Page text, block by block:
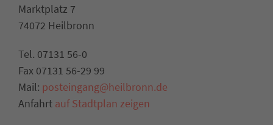
Marktplatz 7
74072 Heilbronn
Tel. 07131 56-0
Fax 07131 56-29 99
Mail: posteingang@heilbronn.de
Anfahrt auf Stadtplan zeigen